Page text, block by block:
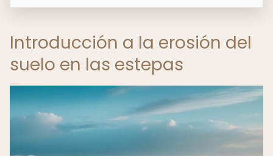
Introducción a la erosión del
suelo en las estepas